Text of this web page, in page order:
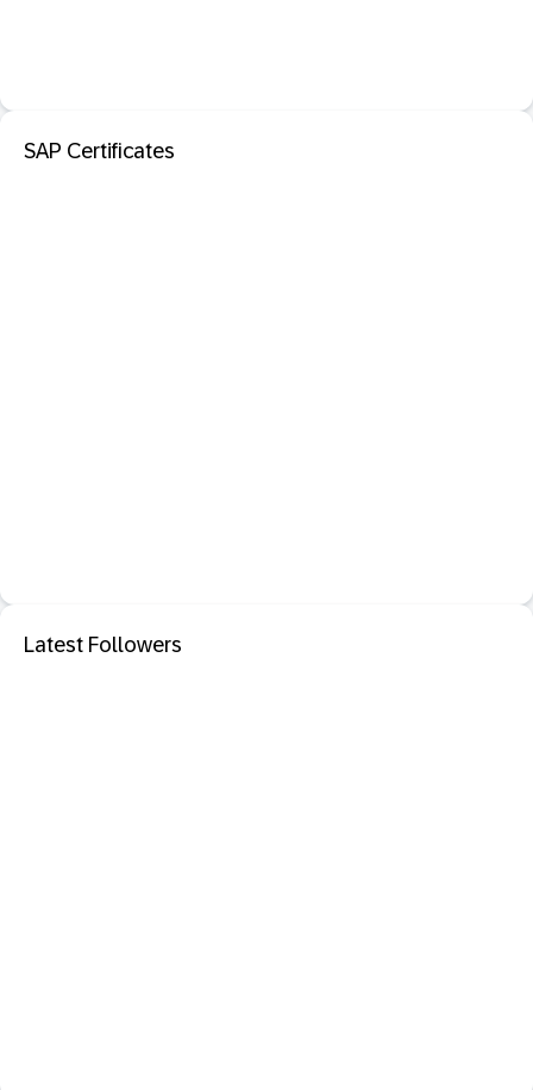
SAP Certificates
Latest Followers